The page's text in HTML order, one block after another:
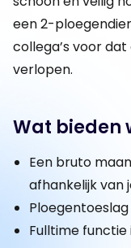
een 2-
collega’s voor
verlopen.
Wat bieden
Een bruto
afhankelijk van
Fulltime